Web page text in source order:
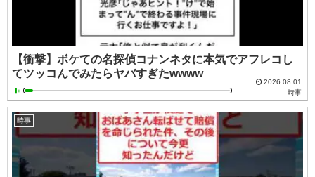
【衝撃】ボケての名探偵コナンネタに本気でアフレコし
てツッコんでみたらヤバすぎたwwww
2026.08.01
時事
時事